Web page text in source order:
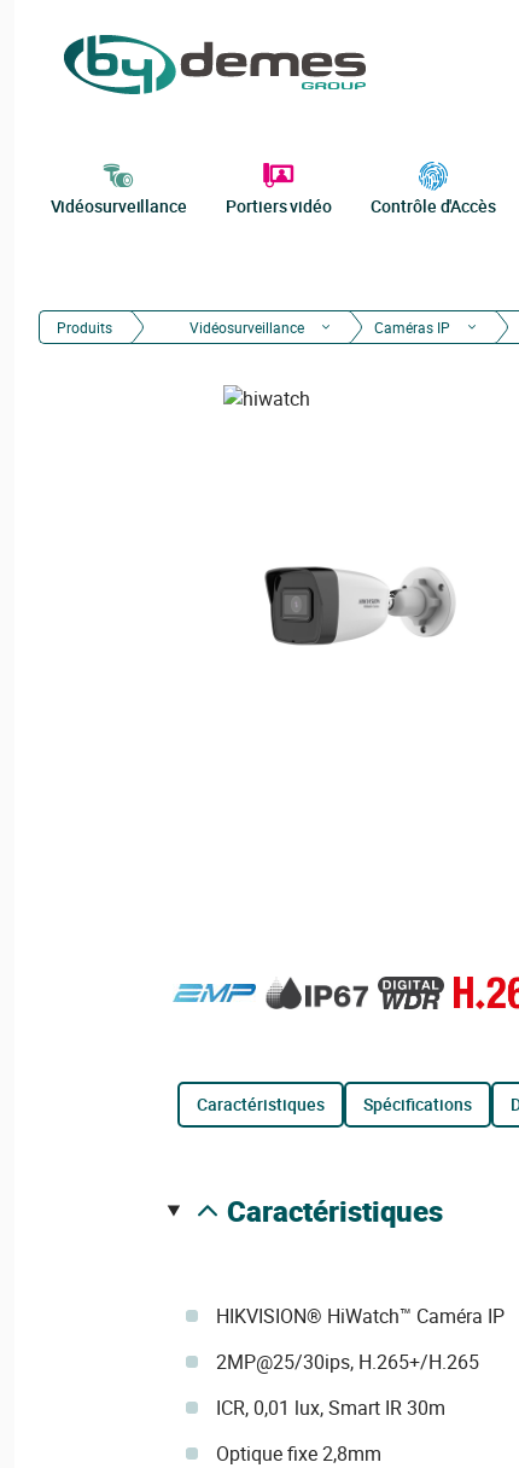
Vidéosurveillance Portiers vidéo Contrôle d'Accès
Produits Vidéosurveillance Caméras IP
caractéristiques spécifications
caractéristiques
HIKVISION® HiWatch™ Caméra IP
2MP@25/30ips, H.265+/H.265
ICR, 0,01 lux, Smart IR 30m
Optique fixe 2,8mm